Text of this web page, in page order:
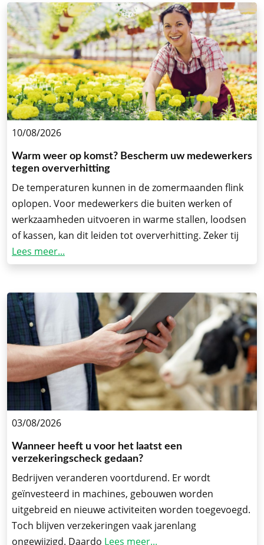
10/08/2026
Warm weer op komst? Bescherm uw medewerkers
tegen oververhitting
De temperaturen kunnen in de zomermaanden flink
oplopen. Voor medewerkers die buiten werken of
werkzaamheden uitvoeren in warme stallen, loodsen
of kassen, kan dit leiden tot oververhitting. Zeker tij
Lees meer...
03/08/2026
Wanneer heeft u voor het laatst een
verzekeringscheck gedaan?
Bedrijven veranderen voortdurend. Er wordt
geïnvesteerd in machines, gebouwen worden
uitgebreid en nieuwe activiteiten worden toegevoegd.
Toch blijven verzekeringen vaak jarenlang
ongewijzigd. Daardo Lees meer...